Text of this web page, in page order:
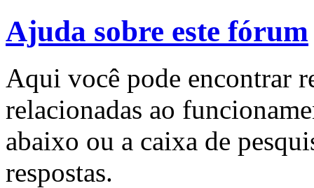
Ajuda sobre este fórum
Aqui você pode encontrar
relacionadas ao
abaixo ou a caixa de
respostas.